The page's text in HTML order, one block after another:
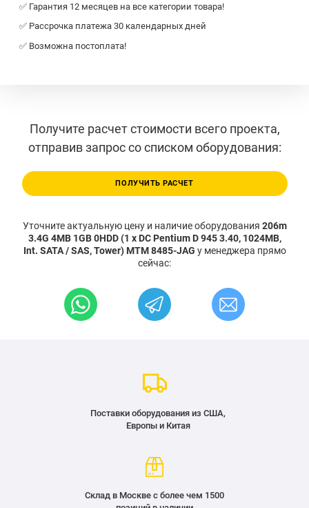
✅ Гарантия 12 месяцев на все категории товара!
✅ Рассрочка платежа 30 календарных дней
✅ Возможна постоплата!
Получите расчет стоимости всего проекта,
отправив запрос со списком оборудования:
ПОЛУЧИТЬ РАСЧЕТ
Уточните актуальную цену и наличие оборудования 206m
3.4G 4MB 1GB 0HDD (1 x DC Pentium D 945 3.40, 1024MB,
Int. SATA / SAS, Tower) MTM 8485-JAG у менеджера прямо
сейчас:
Поставки оборудования из США,
Европы и Китая
Склад в Москве с более чем 1500